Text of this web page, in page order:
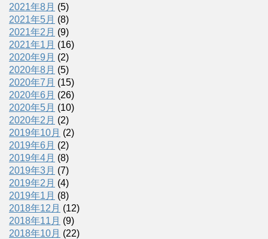
2021年8月 (5)
2021年5月 (8)
2021年2月 (9)
2021年1月 (16)
2020年9月 (2)
2020年8月 (5)
2020年7月 (15)
2020年6月 (26)
2020年5月 (10)
2020年2月 (2)
2019年10月 (2)
2019年6月 (2)
2019年4月 (8)
2019年3月 (7)
2019年2月 (4)
2019年1月 (8)
2018年12月 (12)
2018年11月 (9)
2018年10月 (22)